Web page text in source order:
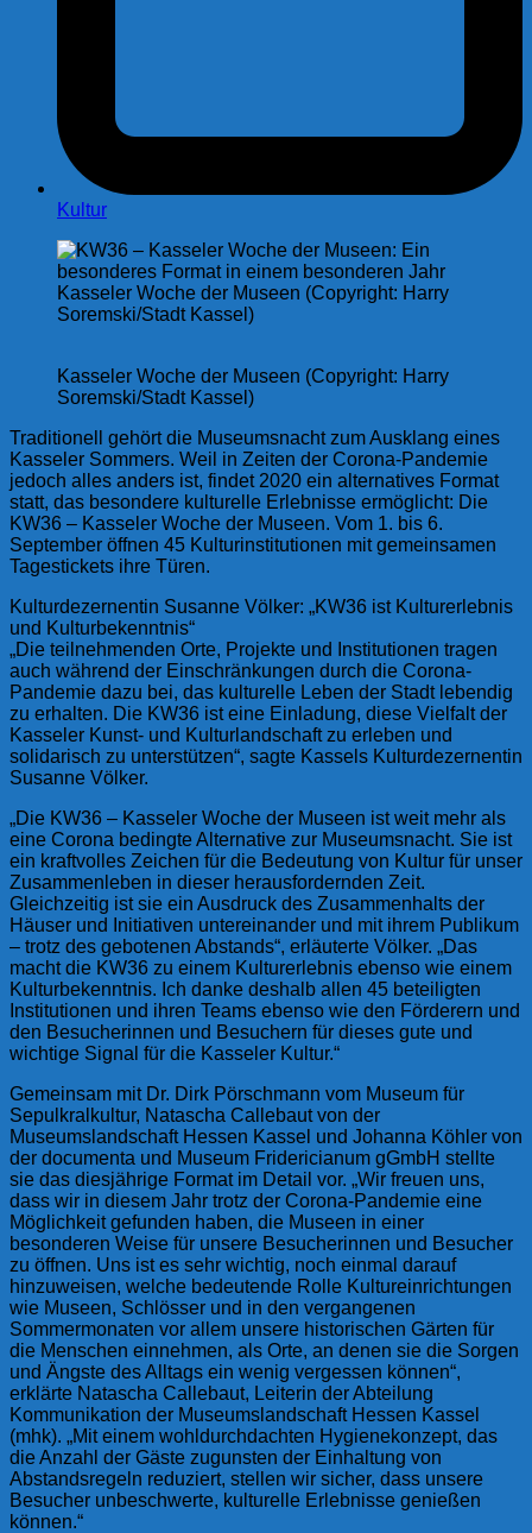
Kultur
Kasseler Woche der Museen (Copyright: Harry
Soremski/Stadt Kassel)
Kasseler Woche der Museen (Copyright: Harry
Soremski/Stadt Kassel)
Traditionell gehört die Museumsnacht zum Ausklang eines
Kasseler Sommers. Weil in Zeiten der Corona-Pandemie
jedoch alles anders ist, findet 2020 ein alternatives Format
statt, das besondere kulturelle Erlebnisse ermöglicht: Die
KW36 – Kasseler Woche der Museen. Vom 1. bis 6.
September öffnen 45 Kulturinstitutionen mit gemeinsamen
Tagestickets ihre Türen.
Kulturdezernentin Susanne Völker: „KW36 ist Kulturerlebnis
und Kulturbekenntnis“
„Die teilnehmenden Orte, Projekte und Institutionen tragen
auch während der Einschränkungen durch die Corona-
Pandemie dazu bei, das kulturelle Leben der Stadt lebendig
zu erhalten. Die KW36 ist eine Einladung, diese Vielfalt der
Kasseler Kunst- und Kulturlandschaft zu erleben und
solidarisch zu unterstützen“, sagte Kassels Kulturdezernentin
Susanne Völker.
„Die KW36 – Kasseler Woche der Museen ist weit mehr als
eine Corona bedingte Alternative zur Museumsnacht. Sie ist
ein kraftvolles Zeichen für die Bedeutung von Kultur für unser
Zusammenleben in dieser herausfordernden Zeit.
Gleichzeitig ist sie ein Ausdruck des Zusammenhalts der
Häuser und Initiativen untereinander und mit ihrem Publikum
– trotz des gebotenen Abstands“, erläuterte Völker. „Das
macht die KW36 zu einem Kulturerlebnis ebenso wie einem
Kulturbekenntnis. Ich danke deshalb allen 45 beteiligten
Institutionen und ihren Teams ebenso wie den Förderern und
den Besucherinnen und Besuchern für dieses gute und
wichtige Signal für die Kasseler Kultur.“
Gemeinsam mit Dr. Dirk Pörschmann vom Museum für
Sepulkralkultur, Natascha Callebaut von der
Museumslandschaft Hessen Kassel und Johanna Köhler von
der documenta und Museum Fridericianum gGmbH stellte
sie das diesjährige Format im Detail vor. „Wir freuen uns,
dass wir in diesem Jahr trotz der Corona-Pandemie eine
Möglichkeit gefunden haben, die Museen in einer
besonderen Weise für unsere Besucherinnen und Besucher
zu öffnen. Uns ist es sehr wichtig, noch einmal darauf
hinzuweisen, welche bedeutende Rolle Kultureinrichtungen
wie Museen, Schlösser und in den vergangenen
Sommermonaten vor allem unsere historischen Gärten für
die Menschen einnehmen, als Orte, an denen sie die Sorgen
und Ängste des Alltags ein wenig vergessen können“,
erklärte Natascha Callebaut, Leiterin der Abteilung
Kommunikation der Museumslandschaft Hessen Kassel
(mhk). „Mit einem wohldurchdachten Hygienekonzept, das
die Anzahl der Gäste zugunsten der Einhaltung von
Abstandsregeln reduziert, stellen wir sicher, dass unsere
Besucher unbeschwerte, kulturelle Erlebnisse genießen
können.“